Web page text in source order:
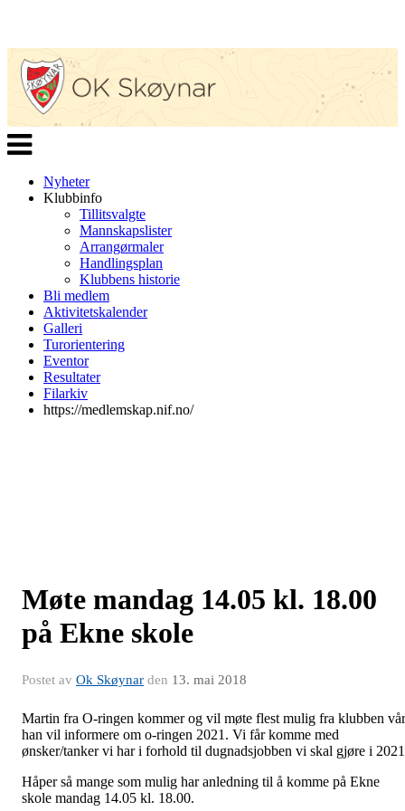
Veksle
navigasjon
Nyheter
Klubbinfo
Tillitsvalgte
Mannskapslister
Arrangørmaler
Handlingsplan
Klubbens historie
Bli medlem
Aktivitetskalender
Galleri
Turorientering
Eventor
Resultater
Filarkiv
https://medlemskap.nif.no/
Møte mandag 14.05 kl. 18.00
på Ekne skole
Postet av Ok Skøynar den 13. mai 2018
Martin fra O-ringen kommer og vil møte flest mulig fra klubben
han vil informere om o-ringen 2021. Vi får komme med
ønsker/tanker vi har i forhold til dugnadsjobben vi skal gjøre i
Håper så mange som mulig har anledning til å komme på Ekne
skole mandag 14.05 kl. 18.00.